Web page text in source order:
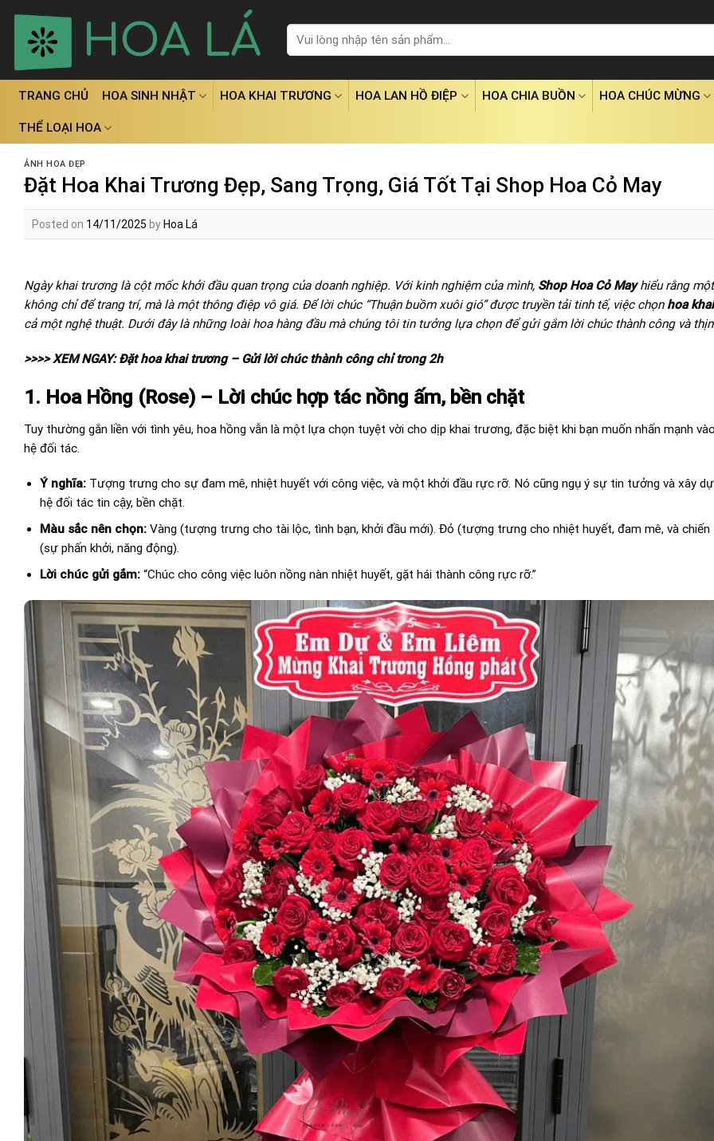
content
Tìm
kiếm:
TRANG CHỦ HOA SINH NHẬT HOA KHAI TRƯƠNG HOA LAN HỒ ĐIỆP HOA CHIA BUỒN HOA CHÚC MỪNG
THỂ LOẠI HOA
ẢNH HOA ĐẸP
Đặt Hoa Khai Trương Đẹp, Sang Trọng, Giá Tốt Tại Shop Hoa Cỏ May
Posted on 14/11/2025 by Hoa Lá
Ngày khai trương là cột mốc khởi đầu quan trọng của doanh nghiệp. Với kinh nghiệm của mình, Shop Hoa Cỏ Mayhiểu rằng
không chỉ để trang trí, mà là một thông điệp vô giá. Để lời chúc “Thuận buồm xuôi gió” được truyền tải tinh tế, việc chọn hoa
cả một nghệ thuật. Dưới đây là những loài hoa hàng đầu mà chúng tôi tin tưởng lựa chọn để gửi gắm lời chúc thành công và
>>>> XEM NGAY: Đặthoa khai trương– Gửi lời chúc thành công chỉ trong 2h
1. Hoa Hồng (Rose) – Lời chúc hợp tác nồng ấm, bền chặt
Tuy thường gắn liền với tình yêu, hoa hồng vẫn là một lựa chọn tuyệt vời cho dịp khai trương, đặc biệt khi bạn muốn nhấn mạnh
hệ đối tác.
Ý nghĩa:Tượng trưng cho sự đam mê, nhiệt huyết với công việc, và một khởi đầu rực rỡ. Nó cũng ngụ ý sự tin tưởng và xây
hệ đối tác tin cậy, bền chặt.
Màu sắc nên chọn:Vàng (tượng trưng cho tài lộc, tình bạn, khởi đầu mới). Đỏ (tượng trưng cho nhiệt huyết, đam mê, và chiến
(sự phấn khởi, năng động).
Lời chúc gửi gắm:“Chúc cho công việc luôn nồng nàn nhiệt huyết, gặt hái thành công rực rỡ.”